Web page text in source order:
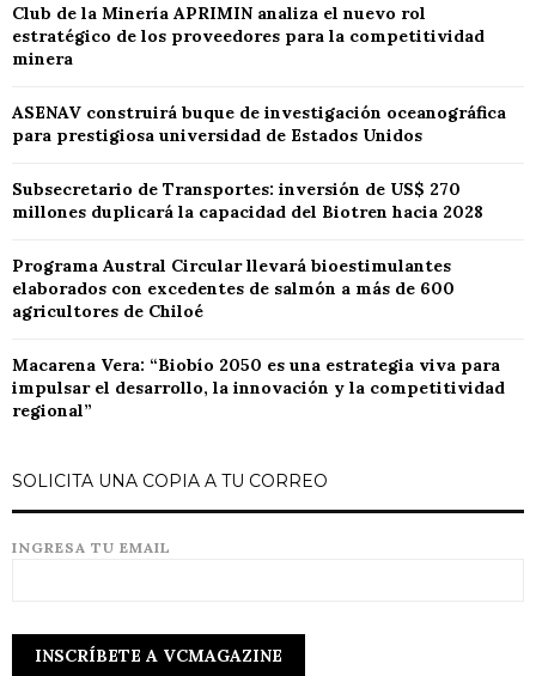
Club de la Minería APRIMIN analiza el nuevo rol
estratégico de los proveedores para la competitividad
minera
ASENAV construirá buque de investigación oceanográfica
para prestigiosa universidad de Estados Unidos
Subsecretario de Transportes: inversión de US$ 270
millones duplicará la capacidad del Biotren hacia 2028
Programa Austral Circular llevará bioestimulantes
elaborados con excedentes de salmón a más de 600
agricultores de Chiloé
Macarena Vera: “Biobío 2050 es una estrategia viva para
impulsar el desarrollo, la innovación y la competitividad
regional”
SOLICITA UNA COPIA A TU CORREO
INGRESA TU EMAIL